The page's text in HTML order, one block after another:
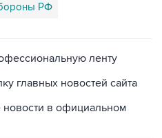
РФ
ленту
главных новостей сайта
новости в официальном